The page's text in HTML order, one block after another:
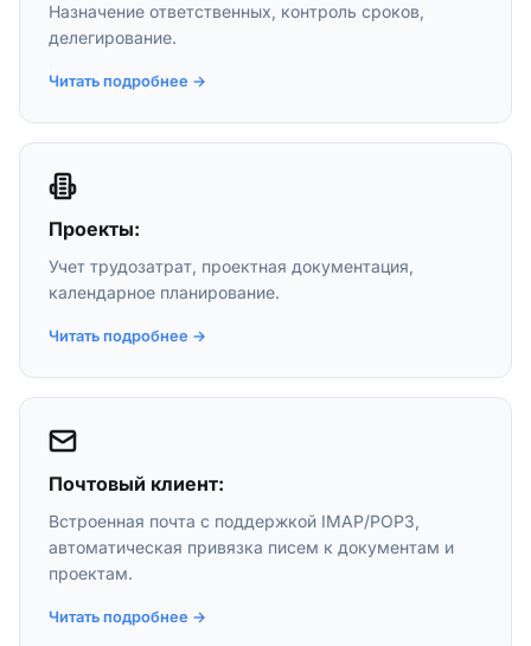
Назначение ответственных, контроль сроков,
делегирование.
Читать подробнее →
Проекты:
Учет трудозатрат, проектная документация,
календарное планирование.
Читать подробнее →
Почтовый клиент:
Встроенная почта с поддержкой IMAP/POP3,
автоматическая привязка писем к документам и
проектам.
Читать подробнее →